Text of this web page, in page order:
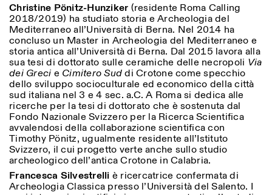
Designed by Dallas
Christine Pönitz-Hunziker (residente Roma Calling
2018/2019) ha studiato storia e Archeologia del
Mediterraneo all’Università di Berna. Nel 2014 ha
concluso un Master in Archeologia del Mediterraneo e
storia antica all’Università di Berna. Dal 2015 lavora alla
sua tesi di dottorato sulle ceramiche delle necropoli Via
dei Greci e Cimitero Suddi Crotone come specchio
dello sviluppo socioculturale ed economico della città
sud italiana nel 3 e 4 sec. a.C. A Roma si dedica alle
ricerche per la tesi di dottorato che è sostenuta dal
Fondo Nazionale Svizzero per la Ricerca Scientifica
avvalendosi della collaborazione scientifica con
Timothy Pönitz, ugualmente residente all’Istituto
Svizzero, il cui progetto verte anche sullo studio
archeologico dell’antica Crotone in Calabria.
Francesca Silvestrelli è ricercatrice confermata di
Archeologia Classica presso l’Università del Salento. I